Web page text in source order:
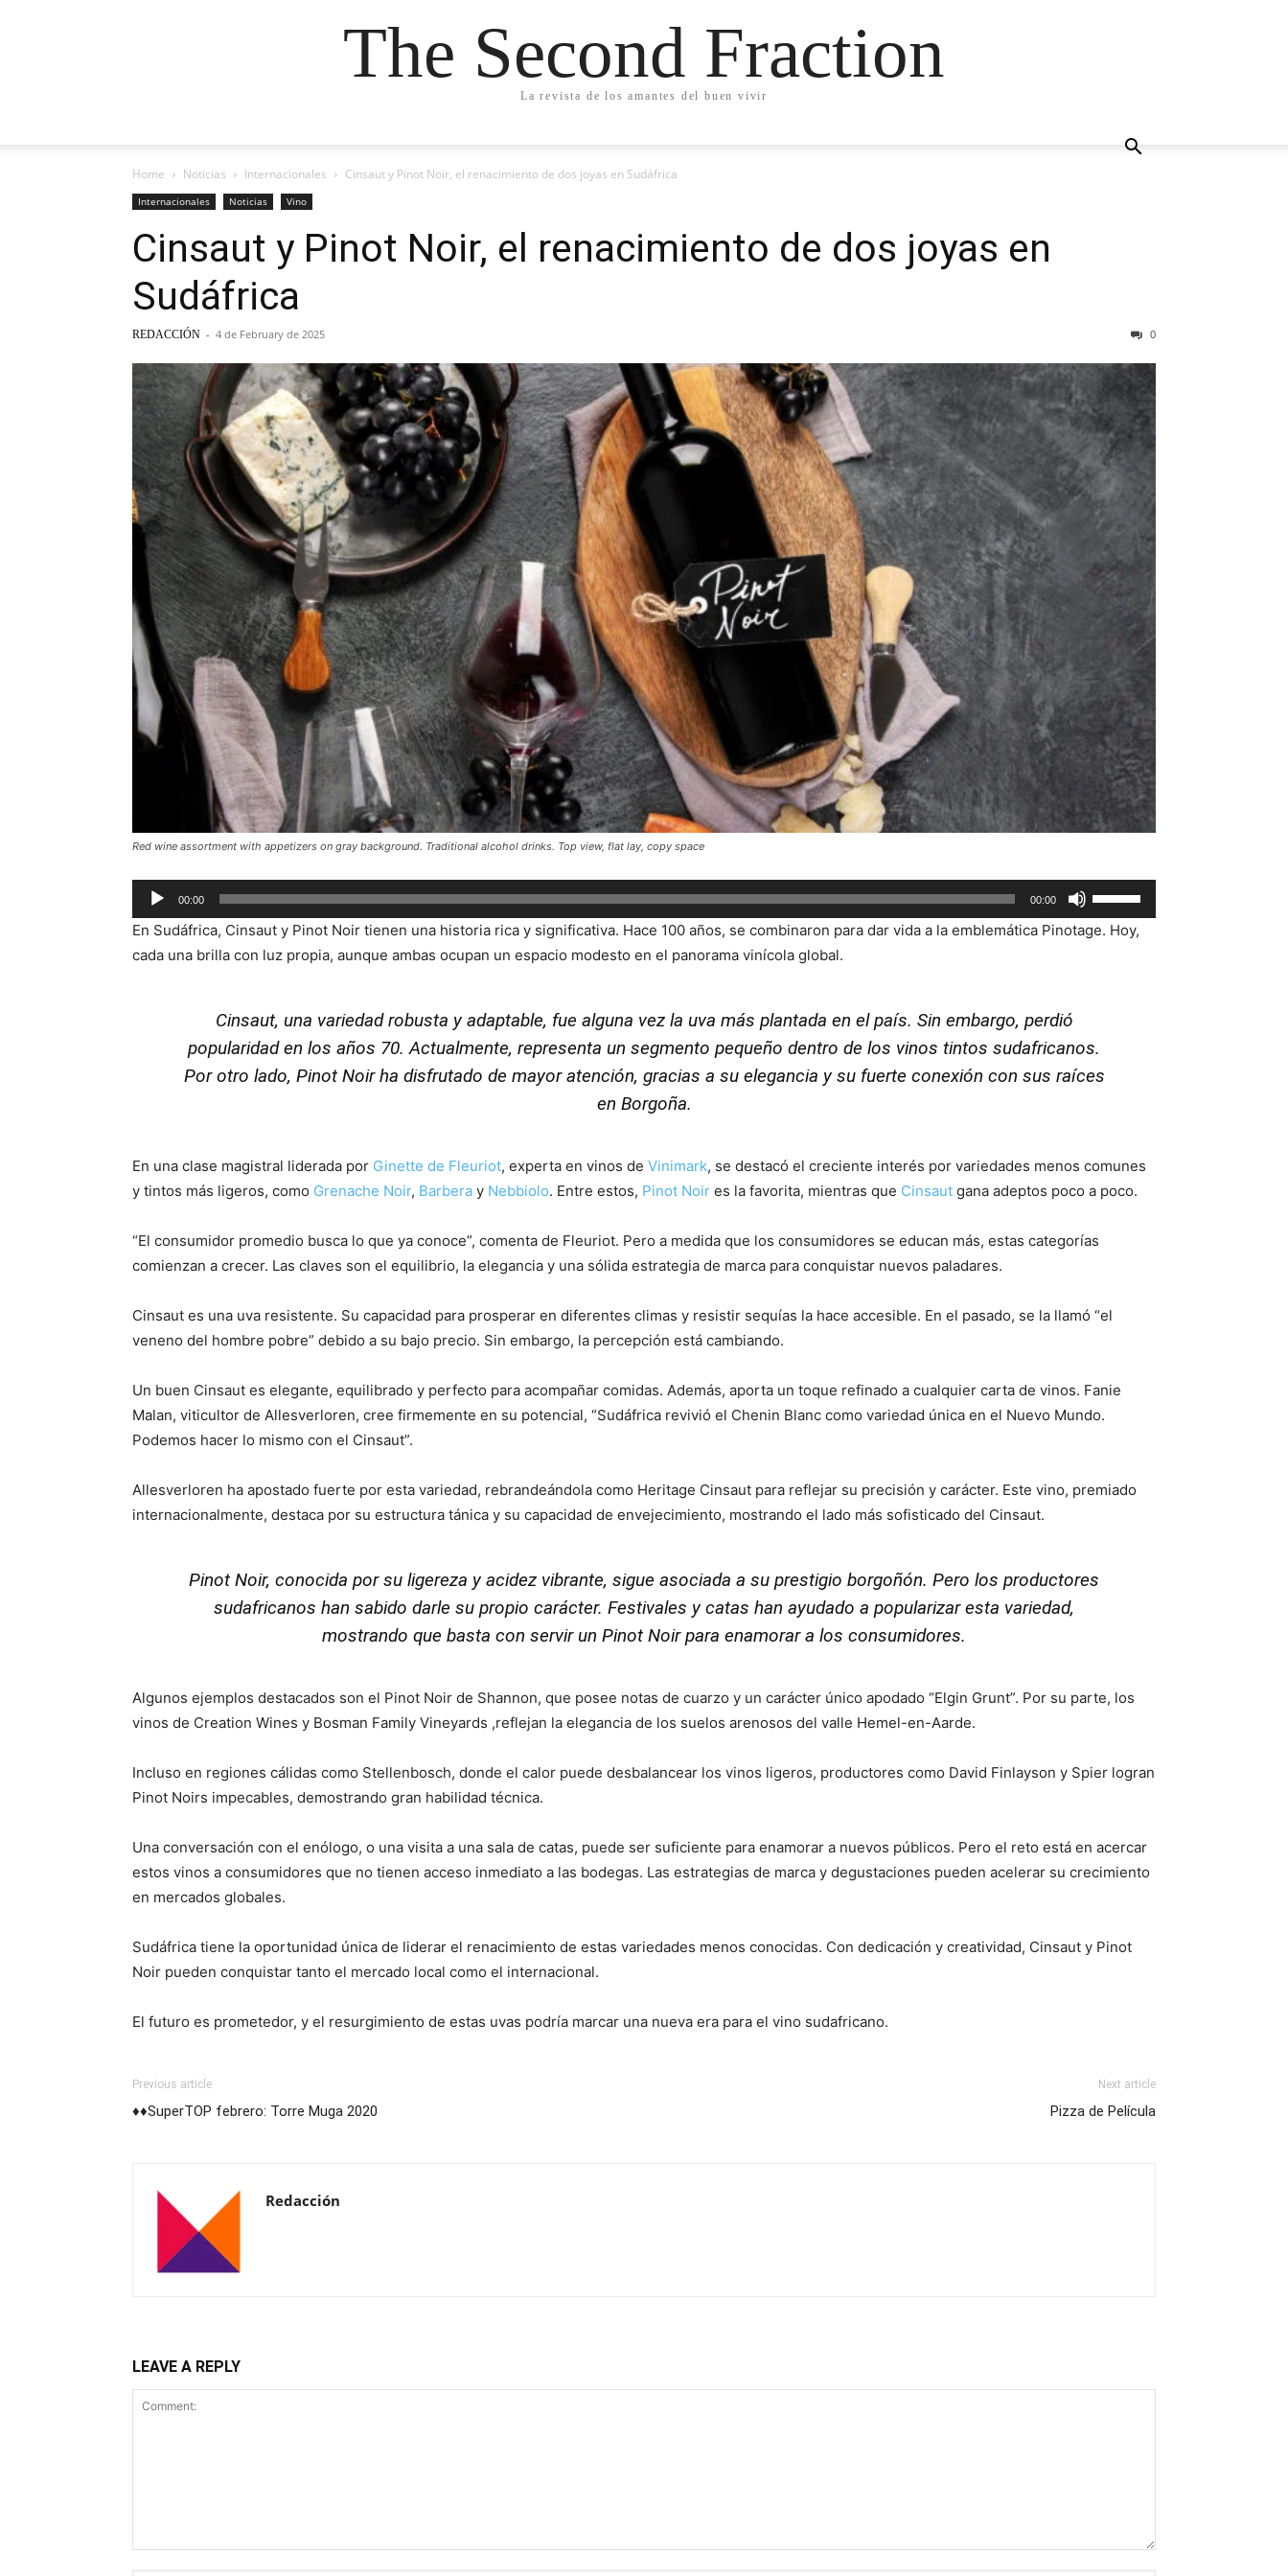
The Second Fraction
La revista de los amantes del buen vivir
Home Noticias Internacionales Cinsaut y Pinot Noir, el renacimiento de dos joyas en Sudáfrica
Internacionales Noticias Vino
Cinsaut y Pinot Noir, el renacimiento de dos joyas en
Sudáfrica
REDACCIÓN - 4 de February de 2025 0
Red wine assortment with appetizers on gray background. Traditional alcohol drinks. Top view, flat lay, copy space
Audio
Player
00:00 00:00
Up/Down
Arrow
En Sudáfrica, Cinsaut y Pinot Noir tienen una historia rica y significativa. Hace 100 años, se combinaron para dar vida a la emblemática Pinotage. Hoy,
cada una brilla con luz propia, aunque ambas ocupan un espacio modesto en el panorama vinícola global.
Cinsaut, una variedad robusta y adaptable, fue alguna vez la uva más plantada en el país. Sin embargo, perdió
popularidad en los años 70. Actualmente, representa un segmento pequeño dentro de los vinos tintos sudafricanos.
Por otro lado, Pinot Noir ha disfrutado de mayor atención, gracias a su elegancia y su fuerte conexión con sus raíces
en Borgoña.
En una clase magistral liderada por Ginette de Fleuriot, experta en vinos de Vinimark, se destacó el creciente interés por variedades menos comunes
y tintos más ligeros, como Grenache Noir, Barbera y Nebbiolo. Entre estos, Pinot Noir es la favorita, mientras que Cinsaut gana adeptos poco a poco.
“El consumidor promedio busca lo que ya conoce”, comenta de Fleuriot. Pero a medida que los consumidores se educan más, estas categorías
comienzan a crecer. Las claves son el equilibrio, la elegancia y una sólida estrategia de marca para conquistar nuevos paladares.
Cinsaut es una uva resistente. Su capacidad para prosperar en diferentes climas y resistir sequías la hace accesible. En el pasado, se la llamó “el
veneno del hombre pobre” debido a su bajo precio. Sin embargo, la percepción está cambiando.
Un buen Cinsaut es elegante, equilibrado y perfecto para acompañar comidas. Además, aporta un toque refinado a cualquier carta de vinos. Fanie
Malan, viticultor de Allesverloren, cree firmemente en su potencial, “Sudáfrica revivió el Chenin Blanc como variedad única en el Nuevo Mundo.
Podemos hacer lo mismo con el Cinsaut”.
Allesverloren ha apostado fuerte por esta variedad, rebrandeándola como Heritage Cinsaut para reflejar su precisión y carácter. Este vino, premiado
internacionalmente, destaca por su estructura tánica y su capacidad de envejecimiento, mostrando el lado más sofisticado del Cinsaut.
Pinot Noir, conocida por su ligereza y acidez vibrante, sigue asociada a su prestigio borgoñón. Pero los productores
sudafricanos han sabido darle su propio carácter. Festivales y catas han ayudado a popularizar esta variedad,
mostrando que basta con servir un Pinot Noir para enamorar a los consumidores.
Algunos ejemplos destacados son el Pinot Noir de Shannon, que posee notas de cuarzo y un carácter único apodado “Elgin Grunt”. Por su parte, los
vinos de Creation Wines y Bosman Family Vineyards ,reflejan la elegancia de los suelos arenosos del valle Hemel-en-Aarde.
Incluso en regiones cálidas como Stellenbosch, donde el calor puede desbalancear los vinos ligeros, productores como David Finlayson y Spier logran
Pinot Noirs impecables, demostrando gran habilidad técnica.
Una conversación con el enólogo, o una visita a una sala de catas, puede ser suficiente para enamorar a nuevos públicos. Pero el reto está en acercar
estos vinos a consumidores que no tienen acceso inmediato a las bodegas. Las estrategias de marca y degustaciones pueden acelerar su crecimiento
en mercados globales.
Sudáfrica tiene la oportunidad única de liderar el renacimiento de estas variedades menos conocidas. Con dedicación y creatividad, Cinsaut y Pinot
Noir pueden conquistar tanto el mercado local como el internacional.
El futuro es prometedor, y el resurgimiento de estas uvas podría marcar una nueva era para el vino sudafricano.
Previous article
♦♦SuperTOP febrero: Torre Muga 2020
Next article
Pizza de Película
Redacción
LEAVE A REPLY